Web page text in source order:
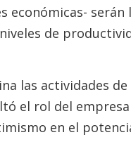
económicas- serán
de
las actividades
el rol del
en el